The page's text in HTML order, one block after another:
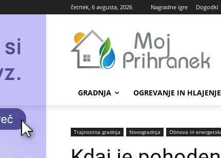
četrtek, 6 avgusta, 2026 Nagradne igre Dogodki
GRADNJA OGREVANJE IN HLAJENJE
Trajnostna gradnja Novogradnja Obnova in